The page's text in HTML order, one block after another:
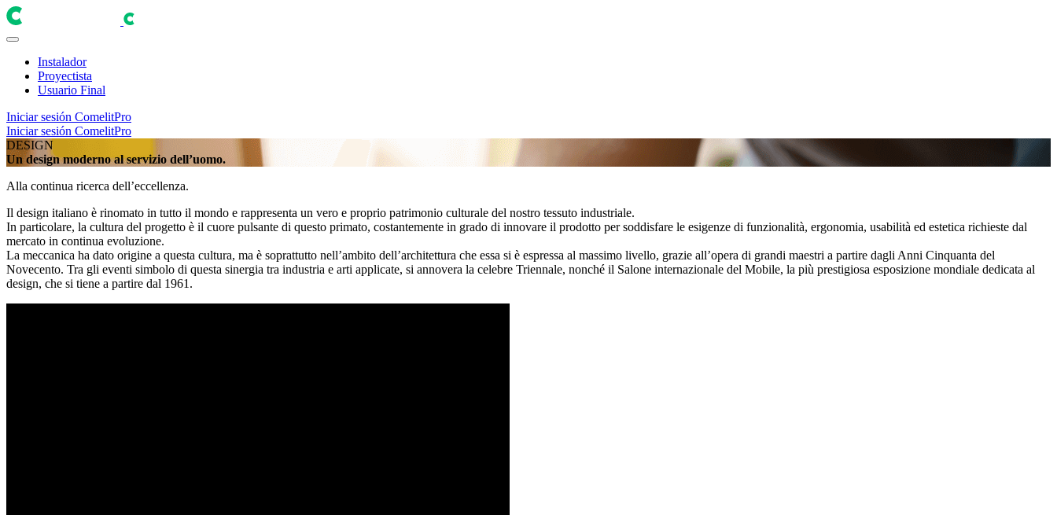
Instalador
Proyectista
Usuario Final
Iniciar sesión ComelitPro
Iniciar sesión ComelitPro
DESIGN
Un design moderno al servizio dell’uomo.
Alla continua ricerca dell’eccellenza.
Il design italiano è rinomato in tutto il mondo e rappresenta un vero e proprio patrimonio culturale del nostro tessuto industriale.
In particolare, la cultura del progetto è il cuore pulsante di questo primato, costantemente in grado di innovare il prodotto per soddisfare le esigenze di funzionalità, ergonomia, usabilità ed estetica richieste dal
mercato in continua evoluzione.
La meccanica ha dato origine a questa cultura, ma è soprattutto nell’ambito dell’architettura che essa si è espressa al massimo livello, grazie all’opera di grandi maestri a partire dagli Anni Cinquanta del
Novecento. Tra gli eventi simbolo di questa sinergia tra industria e arti applicate, si annovera la celebre Triennale, nonché il Salone internazionale del Mobile, la più prestigiosa esposizione mondiale dedicata al
design, che si tiene a partire dal 1961.